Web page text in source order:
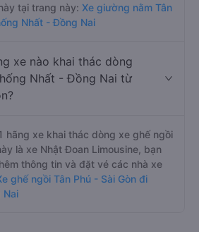
tại trang này: Xe giường nằm Tân
Nhất - Đồng Nai
xe nào khai thác dòng
Nhất - Đồng Nai từ
hãng xe khai thác dòng xe ghế ngồi
là xe Nhật Đoan Limousine, bạn
thông tin và đặt vé các nhà xe
ghế ngồi Tân Phú - Sài Gòn đi
Nai